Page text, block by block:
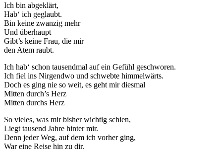
Ich bin abgeklärt,
Hab‘ ich geglaubt.
Bin keine zwanzig mehr
Und überhaupt
Gibt’s keine Frau, die mir
den Atem raubt.
Ich hab‘ schon tausendmal auf ein Gefühl geschworen.
Ich fiel ins Nirgendwo und schwebte himmelwärts.
Doch es ging nie so weit, es geht mir diesmal
Mitten durch’s Herz
Mitten durchs Herz
So vieles, was mir bisher wichtig schien,
Liegt tausend Jahre hinter mir.
Denn jeder Weg, auf dem ich vorher ging,
War eine Reise hin zu dir.